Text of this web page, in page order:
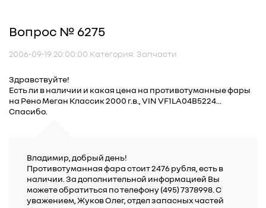
Вопрос № 6275
2006-09-19 20:00:00 Категория: Запчасти
Здравствуйте!
Есть ли в наличии и какая цена на противотуманные фары
на Рено Меган Классик 2000 г.в., VIN VF1LA04B5224...
Спасибо.
Владимир, добрый день!
Противотуманная фара стоит 2476 рубля, есть в
наличии. За дополнительной информацией Вы
можете обратиться по телефону (495) 7378998. С
уважением, Жуков Олег, отдел запасных частей